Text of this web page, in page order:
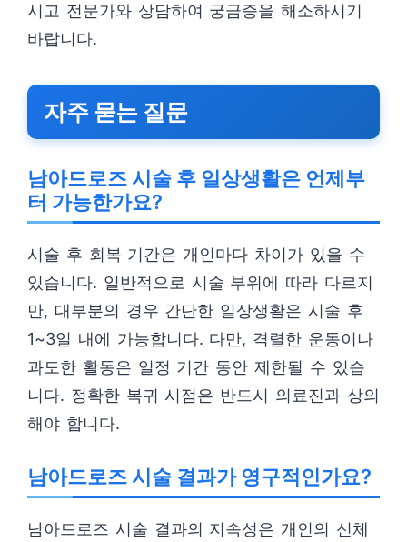
시고 전문가와 상담하여 궁금증을 해소하시기
바랍니다.
자주 묻는 질문
남아드로즈 시술 후 일상생활은 언제부
터 가능한가요?
시술 후 회복 기간은 개인마다 차이가 있을 수
있습니다. 일반적으로 시술 부위에 따라 다르지
만, 대부분의 경우 간단한 일상생활은 시술 후
1~3일 내에 가능합니다. 다만, 격렬한 운동이나
과도한 활동은 일정 기간 동안 제한될 수 있습
니다. 정확한 복귀 시점은 반드시 의료진과 상의
해야 합니다.
남아드로즈 시술 결과가 영구적인가요?
남아드로즈 시술 결과의 지속성은 개인의 신체